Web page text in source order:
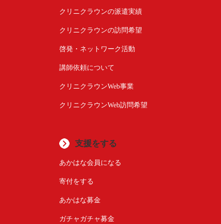
クリニクラウンの派遣実績
クリニクラウンの訪問希望
啓発・ネットワーク活動
講師依頼について
クリニクラウンWeb事業
クリニクラウンWeb訪問希望
支援をする
あかはな会員になる
寄付をする
あかはな募金
ガチャガチャ募金